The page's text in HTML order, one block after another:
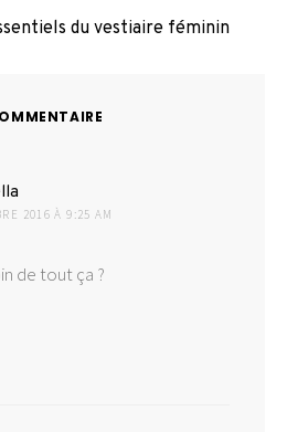
du vestiaire féminin
2016 À 9:25 AM
de tout ça ?